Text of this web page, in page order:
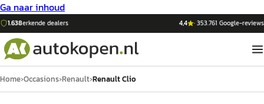
Ga naar inhoud
1.638erkende dealers 4,4 ·353.761 Google-reviews
Home›Occasions›Renault›Renault Clio